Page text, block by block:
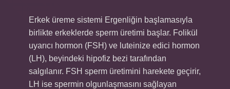
Erkek üreme sistemi Ergenliğin başlamasıyla
birlikte erkeklerde sperm üretimi başlar. Folikül
uyarıcı hormon (FSH) ve luteinize edici hormon
(LH), beyindeki hipofiz bezi tarafından
salgılanır. FSH sperm üretimini harekete geçirir,
LH ise spermin olgunlaşmasını sağlayan